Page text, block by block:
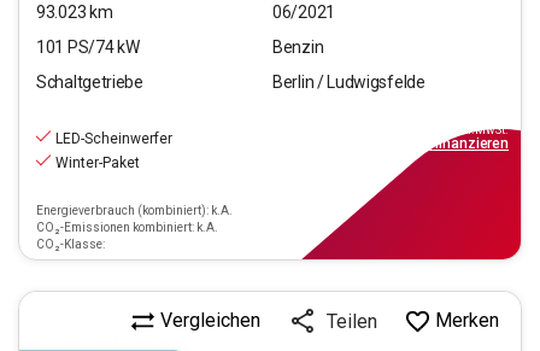
93.023 km
06/2021
101 PS/74kW
Benzin
Schaltgetriebe
Berlin / Ludwigsfelde
LED-Scheinwerfer
Winter-Paket
Energieverbrauch (kombiniert): k.A.
CO₂-Emissionen kombiniert: k.A.
CO₂-Klasse:
inkl.MwSt.
finanzieren
Vergleichen Teilen Merken